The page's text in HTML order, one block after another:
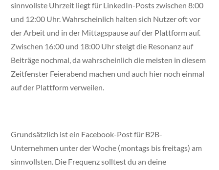
sinnvollste Uhrzeit liegt für LinkedIn-Posts zwischen 8:00
und 12:00 Uhr. Wahrscheinlich halten sich Nutzer oft vor
der Arbeit und in der Mittagspause auf der Plattform auf.
Zwischen 16:00 und 18:00 Uhr steigt die Resonanz auf
Beiträge nochmal, da wahrscheinlich die meisten in diesem
Zeitfenster Feierabend machen und auch hier noch einmal
auf der Plattform verweilen.
Grundsätzlich ist ein Facebook-Post für B2B-
Unternehmen unter der Woche (montags bis freitags) am
sinnvollsten. Die Frequenz solltest du an deine